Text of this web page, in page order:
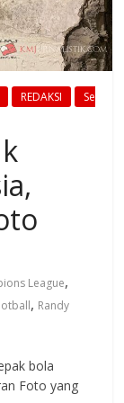
REDAKSI
Se
League,
, Randy
bola
Foto yang